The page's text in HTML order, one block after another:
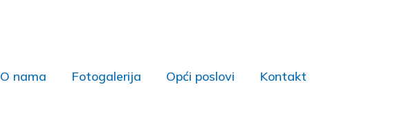
O nama Fotogalerija Opći poslovi Kontakt